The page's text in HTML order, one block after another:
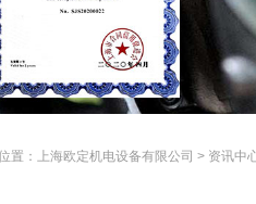
置： 上海欧定机电设备有限公司 > 资讯中